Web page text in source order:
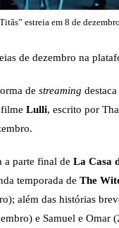
estreia em 8 de
de dezembro na
de streaming
Lulli, escrito por
a parte final de La Casa
temporada de The
além das histórias
e Samuel e Omar